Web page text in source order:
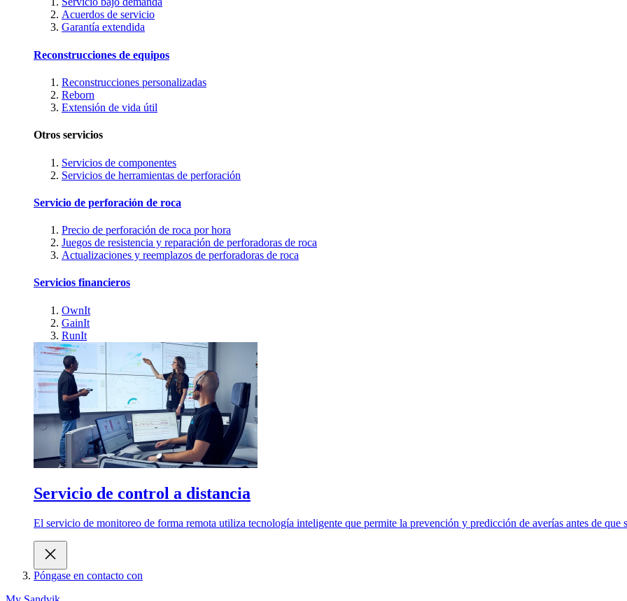
Acuerdos de servicio
Garantía extendida
Reconstrucciones de equipos
Reconstrucciones personalizadas
Reborn
Extensión de vida útil
Otros servicios
Servicios de componentes
Servicios de herramientas de perforación
Servicio de perforación de roca
Precio de perforación de roca por hora
Juegos de resistencia y reparación de perforadoras de roca
Actualizaciones y reemplazos de perforadoras de roca
Servicios financieros
OwnIt
GainIt
RunIt
Servicio de control a distancia
El servicio de monitoreo de forma remota utiliza tecnología inteligente que permite la prevención y predicción de averías antes de que
Póngase en contacto con